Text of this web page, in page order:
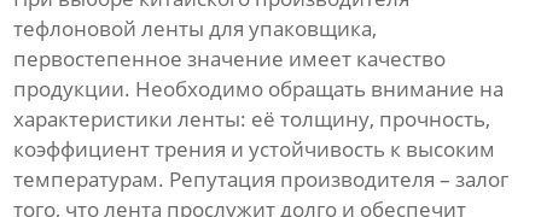
тефлоновой ленты для упаковщика,
первостепенное значение имеет качество
продукции. Необходимо обращать внимание на
характеристики ленты: её толщину, прочность,
коэффициент трения и устойчивость к высоким
температурам. Репутация производителя – залог
того, что лента прослужит долго и обеспечит